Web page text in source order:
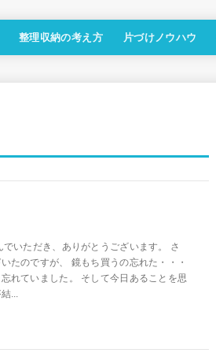
整理収納の考え方 片づけノウハウ
いただき、ありがとうございます。 さ
たのですが、 鏡もち買うの忘れた・・・
れていました。 そして今日あることを思
...